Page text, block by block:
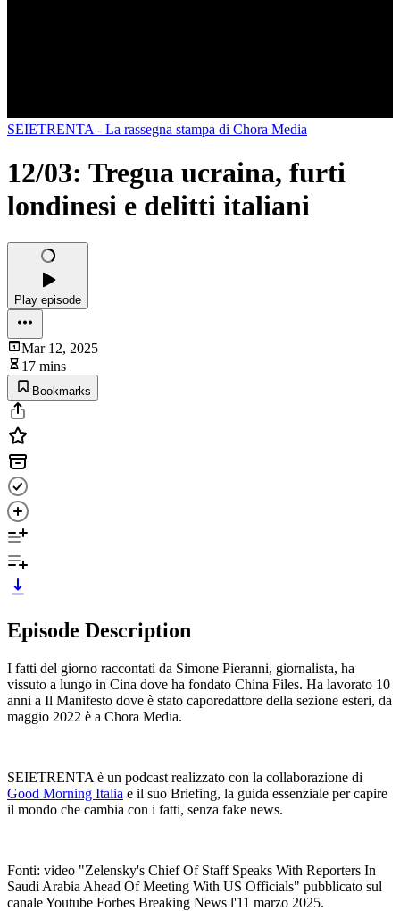
SEIETRENTA - La rassegna stampa di Chora Media
12/03: Tregua ucraina, furti
londinesi e delitti italiani
Play episode
Mar 12, 2025
17 mins
Bookmarks
Episode Description
I fatti del giorno raccontati da Simone Pieranni, giornalista, ha
vissuto a lungo in Cina dove ha fondato China Files. Ha lavorato 10
anni a Il Manifesto dove è stato caporedattore della sezione esteri, da
maggio 2022 è a Chora Media.
SEIETRENTA è un podcast realizzato con la collaborazione di
Good Morning Italia e il suo Briefing, la guida essenziale per capire
il mondo che cambia con i fatti, senza fake news.
Fonti: video "Zelensky's Chief Of Staff Speaks With Reporters In
Saudi Arabia Ahead Of Meeting With US Officials" pubblicato sul
canale Youtube Forbes Breaking News l'11 marzo 2025.